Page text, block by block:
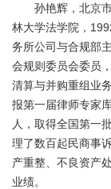
孙艳辉，北京市
林大学法学院，
务所公司与合规部
会规则委员会委员
清算与并购重组业
报第一届律师专家
人，取得全国第一
理了数百起民商事
产重整、不良资产
业绩。